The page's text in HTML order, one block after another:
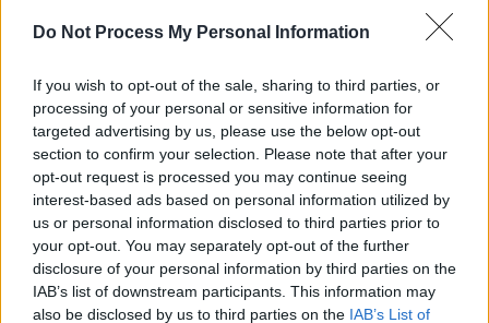
Do Not Process My Personal Information
If you wish to opt-out of the sale, sharing to third parties, or
processing of your personal or sensitive information for
targeted advertising by us, please use the below opt-out
section to confirm your selection. Please note that after your
opt-out request is processed you may continue seeing
interest-based ads based on personal information utilized by
us or personal information disclosed to third parties prior to
your opt-out. You may separately opt-out of the further
disclosure of your personal information by third parties on the
IAB’s list of downstream participants. This information may
also be disclosed by us to third parties on the IAB’s List of
Πρώην ασθενής της γυναικολόγου, με το
Πρακτορείο επισημαίνοντας ότι είχε
επισκεφθεί την κυρία Ζαχαροπούλου με
αφορμή το πρόβλημα της ενδομητρίωσης
που αντιμετώπιζε.
Η «Jade», που σήμερα είναι 26 ετών και ζει
στην περιοχή του Παρισιού, είχε ραντεβού
με την γιατρό στο ιατρείο της το 2016, μόνο
που η εξέταση έγινε παρουσία ενός